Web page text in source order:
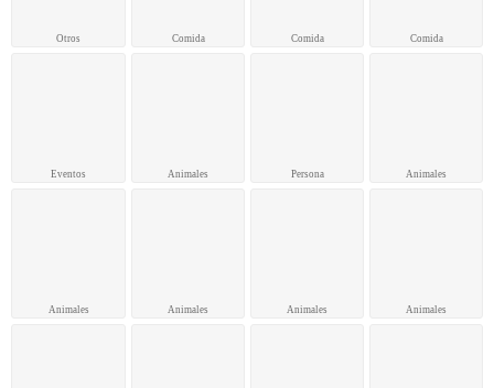
Otros
Eventos
Animales
Comida
Animales
Animales
Comida
Persona
Animales
Comida
Animales
Animales